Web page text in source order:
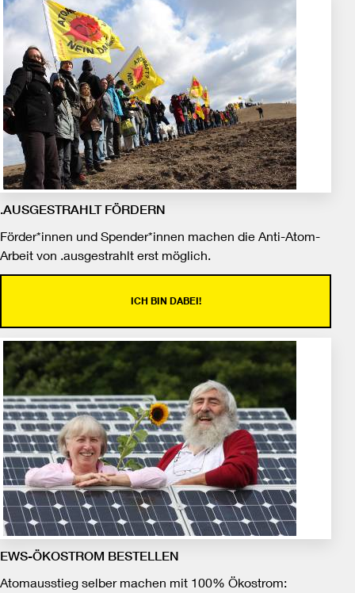
.AUSGESTRAHLT FÖRDERN
Förder*innen und Spender*innen machen die Anti-Atom-
Arbeit von .ausgestrahlt erst möglich.
ICH BIN DABEI!
EWS-ÖKOSTROM BESTELLEN
Atomausstieg selber machen mit 100% Ökostrom: